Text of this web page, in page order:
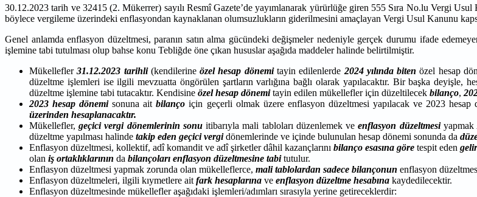
30.12.2023 tarih ve 32415 (2. Mükerrer) sayılı Resmî Gazete’de yayımlanarak yürürlüğe giren 555 Sıra No.lu Vergi
böylece vergileme üzerindeki enflasyondan kaynaklanan olumsuzlukların giderilmesini amaçlayan Vergi Usul Kanunu
Genel anlamda enflasyon düzeltmesi, paranın satın alma gücündeki değişmeler nedeniyle gerçek durumu ifade
işlemine tabi tutulması olup bahse konu Tebliğde öne çıkan hususlar aşağıda maddeler halinde belirtilmiştir.
Mükellefler31.12.2023 tarihli(kendilerineözel hesap dönemitayin edilenlerde 2024 yılında biten özel hesap
düzeltme işlemleri ise ilgili mevzuatta öngörülen şartların varlığına bağlı olarak yapılacaktır. Bir başka deyişle,
düzeltme işlemine tabi tutacaktır. Kendisine özel hesap dönemitayin edilen mükellefler için düzeltilecek bilanço,
2023 hesap dönemisonuna aitbilanço için geçerli olmak üzere enflasyon düzeltmesi yapılacak ve 2023
üzerinden hesaplanacaktır.
Mükellefler,geçici vergi dönemlerinin sonuitibarıyla mali tabloları düzenlemek veenflasyon düzeltmesiyapmak
düzeltme yapılması halinde takip eden geçici vergidönemlerinde ve içinde bulunulan hesap dönemi sonunda da
Enflasyon düzeltmesi, kollektif, adî komandit ve adî şirketler dâhil kazançlarını bilanço esasına göre tespit eden
olan iş ortaklıklarının da bilançoları enflasyon düzeltmesine tabitutulur.
Enflasyon düzeltmesi yapmak zorunda olan mükelleflerce, mali tablolardan sadece bilançonun enflasyon
Enflasyon düzeltmeleri, ilgili kıymetlere ait fark hesaplarına ve enflasyon düzeltme hesabına kaydedilecektir.
Enflasyon düzeltmesinde mükellefler aşağıdaki işlemleri/adımları sırasıyla yerine getireceklerdir: